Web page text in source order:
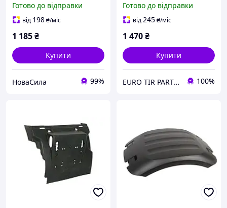
071-27,1875554|
Готово до відправки
від 198₴/міс
1 185₴
Купити
НоваСила 99%
Готово до відправки
від245₴/міс
1 470₴
Купити
EURO TIR PARTS "etparts.com.ua" 100%